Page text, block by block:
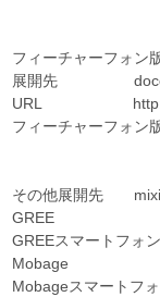
フィーチャーフォン
展開先 docomo
URL http://
フィーチャーフォン
その他展開先 mixi
GREE
GREEスマートフォン
Mobage
Mobageスマートフ